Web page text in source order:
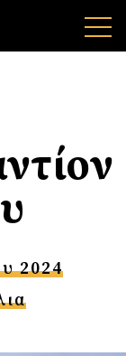
2024